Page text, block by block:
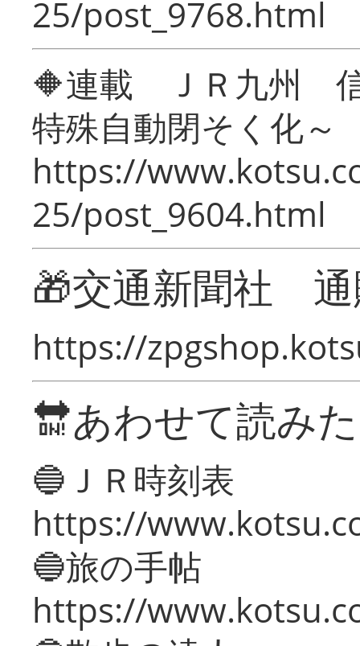
25/post_9768.html
🔶連載 ＪＲ九州 信
特殊自動閉そく化～
https://
25/post_9604.html
🎁交通新聞社
https://
🔛あわせて読み
🔵ＪＲ時刻表
https://
🔵旅の手帖
https://